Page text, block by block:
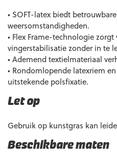
• SOFT-latex biedt
weersomstandigheden.
• Flex Frame-technologie
vingerstabilisatie zonder in te
• Ademend textielmateriaal
• Rondomlopende latexriem
uitstekende polsfixatie.
Let op
Gebruik op kunstgras kan
Beschikbare maten